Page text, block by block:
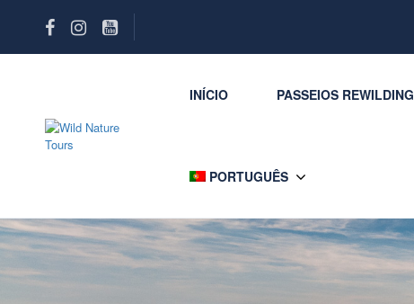
INÍCIO PASSEIOS REWILDING
PORTUGUÊS